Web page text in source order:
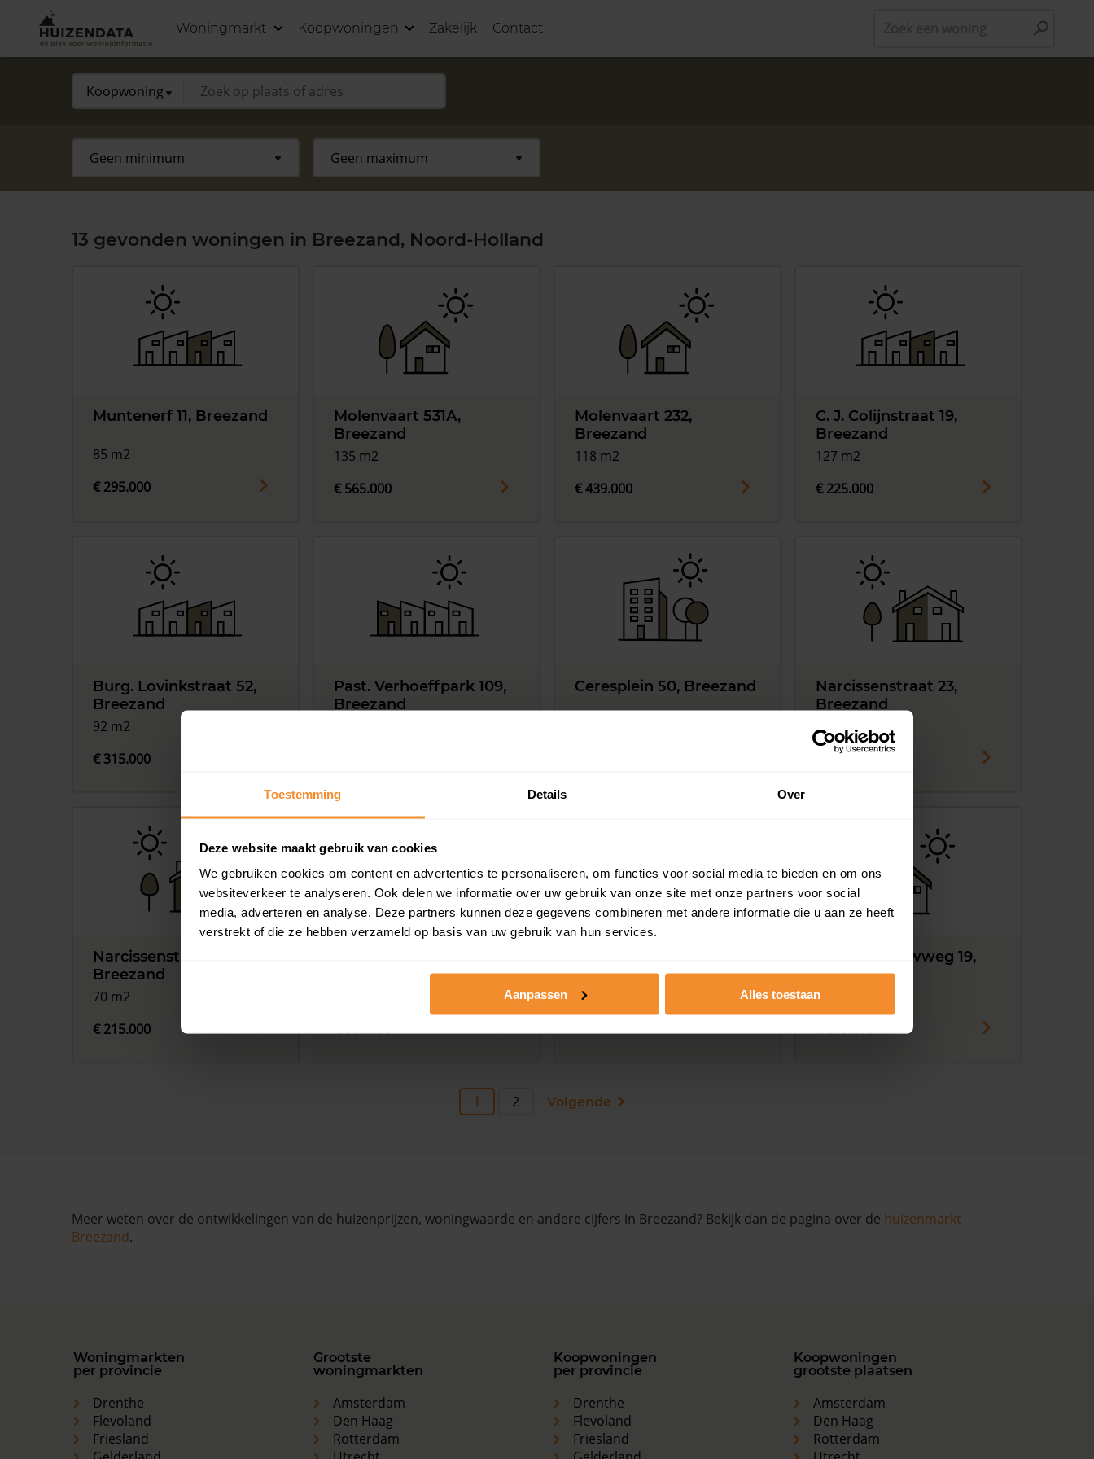
Toestemming Details Over
Deze website maakt gebruik van cookies
We gebruiken cookies om content en advertenties te personaliseren, om functies voor social media te bieden en om ons
websiteverkeer te analyseren. Ook delen we informatie over uw gebruik van onze site met onze partners voor social
media, adverteren en analyse. Deze partners kunnen deze gegevens combineren met andere informatie die u aan ze heeft
verstrekt of die ze hebben verzameld op basis van uw gebruik van hun services.
Aanpassen Alles toestaan
Woningmarkt Koopwoningen Zakelijk Contact
13 gevonden woningen in Breezand, Noord-Holland
Muntenerf 11, Breezand
85 m2
€ 295.000
Molenvaart 531A,
Breezand
135 m2
€ 565.000
Molenvaart 232,
Breezand
118 m2
€ 439.000
C. J. Colijnstraat 19,
Breezand
127 m2
€ 225.000
Burg. Lovinkstraat 52,
Breezand
92 m2
€ 315.000
Past. Verhoeffpark 109,
Breezand
Ceresplein 50, Breezand
Narcissenstraat 23,
Breezand
75 m2
€ 235.000
Narcissenstraat 22,
Breezand
70 m2
€ 215.000
€ 615.000
87 m2
J. C. de Leeuwweg 19,
Breezand
80 m2
€ 545.000
1 2 Volgende
Meer weten over de ontwikkelingen van de huizenprijzen, woningwaarde en andere cijfers in Breezand? Bekijk dan de pagina over de huizenmarkt
Breezand.
Woningmarkten
per provincie
Drenthe
Flevoland
Friesland
Grootste
woningmarkten
Amsterdam
Den Haag
Rotterdam
Koopwoningen
per provincie
Drenthe
Flevoland
Friesland
Koopwoningen
grootste plaatsen
Amsterdam
Den Haag
Rotterdam